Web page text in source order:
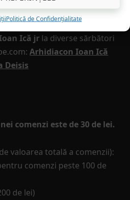
Politică de Confidențialitate
Ică jr
Ică jr la diverse sărbători
Arhidiacon Ioan Ică
Deisis
comenzi este de 30 de lei.
valoarea totală a comenzii):
comenzi peste 100 de
de lei)